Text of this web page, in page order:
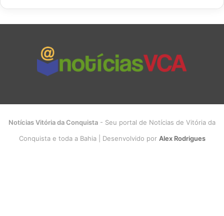
Notícias Vitória da Conquista - Seu portal de Notícias de Vitória da
Conquista e toda a Bahia | Desenvolvido por Alex Rodrigues